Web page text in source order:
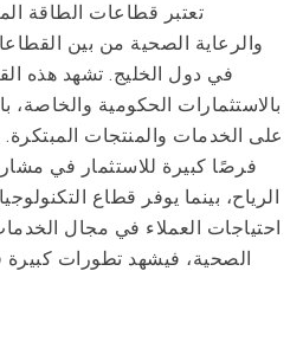
تعتبر قطاعات الطاقة
في دول الخليج. تشهد هذه
بالاستثمارات الحكومية والخاصة،
على الخدمات والمنتجات
فرصًا كبيرة للاستثمار في
الرياح، بينما يوفر قطاع
احتياجات العملاء في مجال
الصحية، فيشهد تطورات